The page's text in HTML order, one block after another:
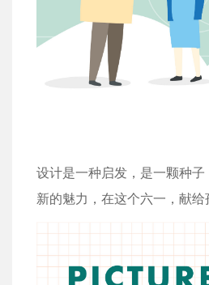
设计是一种启发，是一颗种
新的魅力，在这个六一，献给